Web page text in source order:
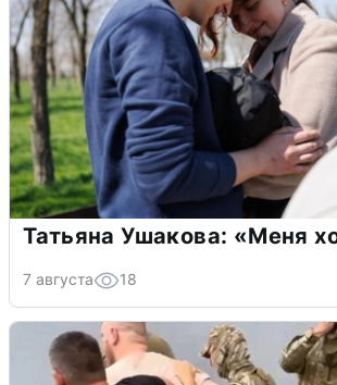
Татьяна Ушакова: «Меня
7 августа 18